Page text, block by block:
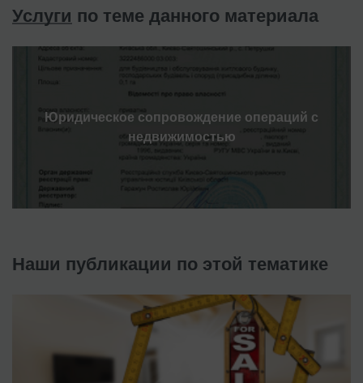
Услуги по теме данного материала
Юридическое сопровождение операций с
недвижимостью
Наши публикации по этой тематике